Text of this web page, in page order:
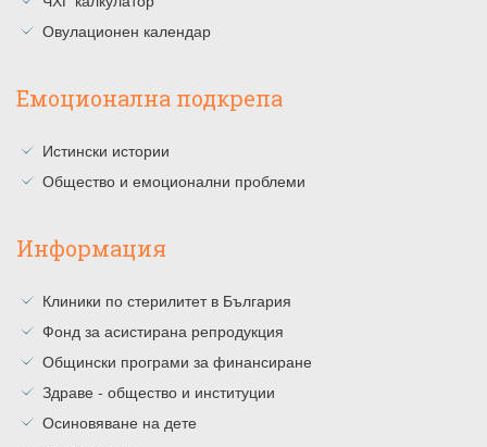
Овулационен календар
Емоционална подкрепа
Истински истории
Общество и емоционални проблеми
Информация
Клиники по стерилитет в България
Фонд за асистирана репродукция
Общински програми за финансиране
Здраве - общество и институции
Осиновяване на дете